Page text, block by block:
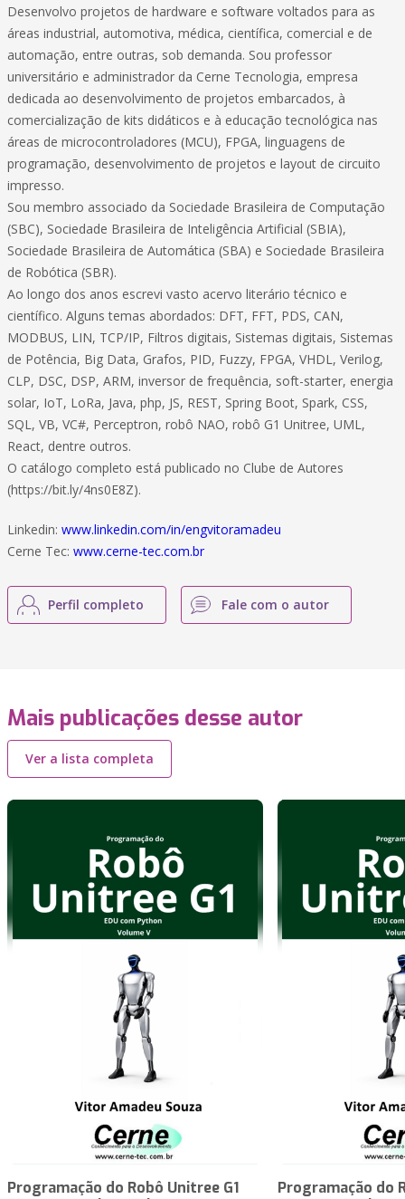
Desenvolvo projetos de hardware e software voltados para as
áreas industrial, automotiva, médica, científica, comercial e de
automação, entre outras, sob demanda. Sou professor
universitário e administrador da Cerne Tecnologia, empresa
dedicada ao desenvolvimento de projetos embarcados, à
comercialização de kits didáticos e à educação tecnológica nas
áreas de microcontroladores (MCU), FPGA, linguagens de
programação, desenvolvimento de projetos e layout de circuito
impresso.
Sou membro associado da Sociedade Brasileira de Computação
(SBC), Sociedade Brasileira de Inteligência Artificial (SBIA),
Sociedade Brasileira de Automática (SBA) e Sociedade Brasileira
de Robótica (SBR).
Ao longo dos anos escrevi vasto acervo literário técnico e
científico. Alguns temas abordados: DFT, FFT, PDS, CAN,
MODBUS, LIN, TCP/IP, Filtros digitais, Sistemas digitais, Sistemas
de Potência, Big Data, Grafos, PID, Fuzzy, FPGA, VHDL, Verilog,
CLP, DSC, DSP, ARM, inversor de frequência, soft-starter, energia
solar, IoT, LoRa, Java, php, JS, REST, Spring Boot, Spark, CSS,
SQL, VB, VC#, Perceptron, robô NAO, robô G1 Unitree, UML,
React, dentre outros.
O catálogo completo está publicado no Clube de Autores
(https://bit.ly/4ns0E8Z).
Linkedin: www.linkedin.com/in/engvitoramadeu
Cerne Tec: www.cerne-tec.com.br
Perfil completo Fale com o autor
Mais publicações desse autor
Ver a lista completa
Programação do Robô Unitree G1
Programação do